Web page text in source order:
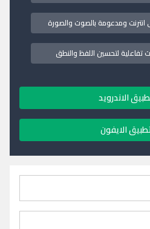
انترنت ومدعومة بالصوت والصورة
الاندرويد
الايفون